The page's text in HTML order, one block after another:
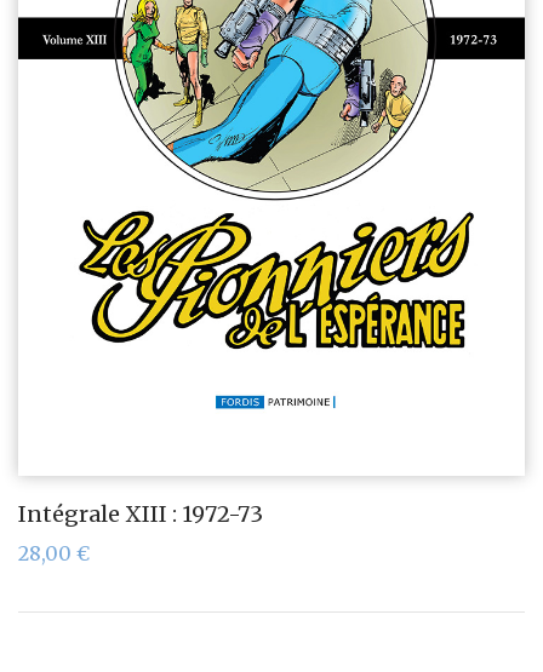
Intégrale XIII : 1972-73
28,00 €